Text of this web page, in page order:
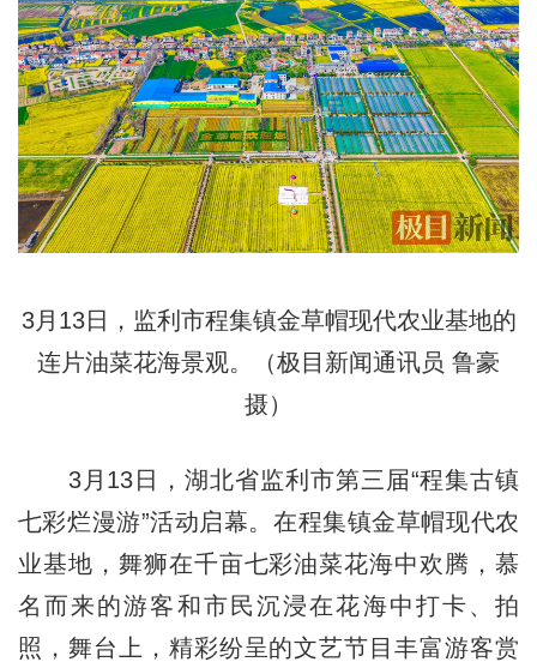
3月13日，监利市程集镇金草帽现代农业基地的
连片油菜花海景观。（极目新闻通讯员 鲁豪
摄）
3月13日，湖北省监利市第三届“程集古镇
七彩烂漫游”活动启幕。在程集镇金草帽现代农
业基地，舞狮在千亩七彩油菜花海中欢腾，慕
名而来的游客和市民沉浸在花海中打卡、拍
照，舞台上，精彩纷呈的文艺节目丰富游客赏